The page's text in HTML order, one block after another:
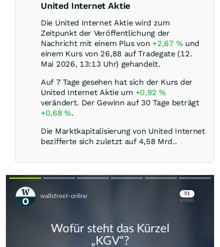
United Internet Aktie
Die United Internet Aktie wird zum
Zeitpunkt der Veröffentlichung der
Nachricht mit einem Plus von +2,67 % und
einem Kurs von 26,88 auf Tradegate (12.
Mai 2026, 13:13 Uhr) gehandelt.
Auf 7 Tage gesehen hat sich der Kurs der
United Internet Aktie um +0,92 %
verändert. Der Gewinn auf 30 Tage beträgt
+0,68%.
Die Marktkapitalisierung von United Internet
bezifferte sich zuletzt auf 4,58 Mrd..
Skip